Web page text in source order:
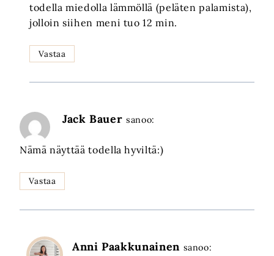
todella miedolla lämmöllä (peläten palamista),
jolloin siihen meni tuo 12 min.
Vastaa
Jack Bauer sanoo:
Nämä näyttää todella hyviltä:)
Vastaa
Anni Paakkunainen sanoo: